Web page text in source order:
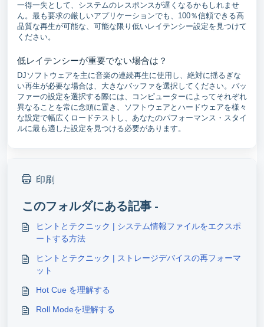
一得一失として、システムのレスポンスが遅くなるかもしれませ
ん。最も要求の厳しいアプリケーションでも、100％信頼できる高
品質な再生が可能な、可能な限り低いレイテンシー設定を見つけて
ください。
低レイテンシーが重要でない場合は？
DJソフトウェアを主に音楽の連続再生に使用し、絶対に揺るぎな
い再生が必要な場合は、大きなバッファを選択してください。バッ
ファーの設定を選択する際には、コンピューターによってそれぞれ
異なることを常に念頭に置き、ソフトウェアとハードウェアを様々
な設定で幅広くロードテストし、あなたのパフォーマンス・スタイ
ルに最も適した設定を見つける必要があります。
印刷
このフォルダにある記事 -
ヒントとテクニック | システム情報ファイルをエクスポ
ートする方法
ヒントとテクニック | ストレージデバイスの再フォーマ
ット
Hot Cue を理解する
Roll Modeを理解する